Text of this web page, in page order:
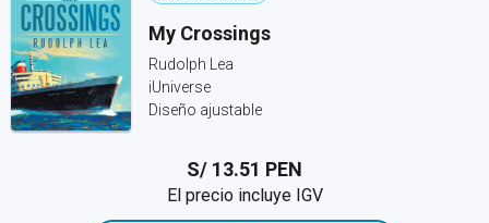
My Crossings
Rudolph Lea
iUniverse
Diseño ajustable
S/ 13.51 PEN
El precio incluye IGV